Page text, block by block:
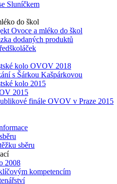
Sluníčkem
do škol
Ovoce a mléko do škol
dodaných produktů
kolo OVOV 2018
s Šárkou Kašpárkovou
kolo 2015
2015
finále OVOV v Praze 2015
sběru
2008
kompetencím